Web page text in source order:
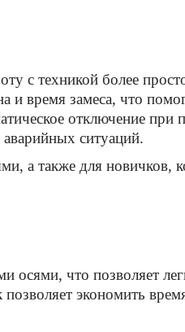
с техникой более
и время замеса, что
отключение при
ситуаций.
а также для
осями, что позволяет
экономить